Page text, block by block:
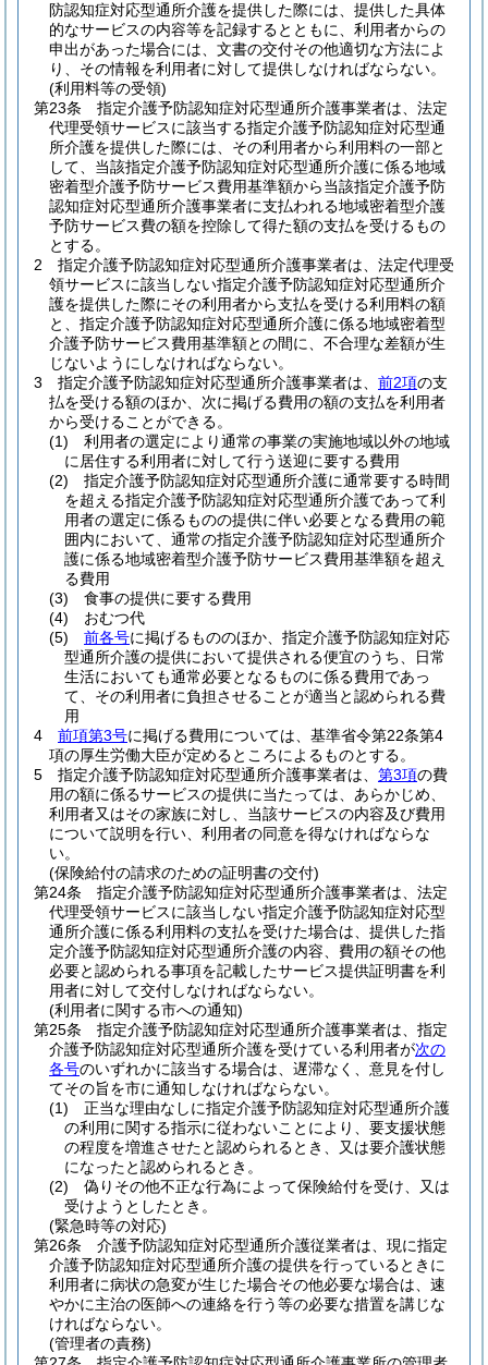
防認知症対応型通所介護を提供した際には、提供した具体
的なサービスの内容等を記録するとともに、利用者からの
申出があった場合には、文書の交付その他適切な方法によ
り、その情報を利用者に対して提供しなければならない。
(利用料等の受領)
第23条
指定介護予防認知症対応型通所介護事業者は、法定
代理受領サービスに該当する指定介護予防認知症対応型通
所介護を提供した際には、その利用者から利用料の一部と
して、当該指定介護予防認知症対応型通所介護に係る地域
密着型介護予防サービス費用基準額から当該指定介護予防
認知症対応型通所介護事業者に支払われる地域密着型介護
予防サービス費の額を控除して得た額の支払を受けるもの
とする。
2
指定介護予防認知症対応型通所介護事業者は、法定代理受
領サービスに該当しない指定介護予防認知症対応型通所介
護を提供した際にその利用者から支払を受ける利用料の額
と、指定介護予防認知症対応型通所介護に係る地域密着型
介護予防サービス費用基準額との間に、不合理な差額が生
じないようにしなければならない。
3
指定介護予防認知症対応型通所介護事業者は、 前2項の支
払を受ける額のほか、次に掲げる費用の額の支払を利用者
から受けることができる。
(1)
利用者の選定により通常の事業の実施地域以外の地域
に居住する利用者に対して行う送迎に要する費用
(2)
指定介護予防認知症対応型通所介護に通常要する時間
を超える指定介護予防認知症対応型通所介護であって利
用者の選定に係るものの提供に伴い必要となる費用の範
囲内において、通常の指定介護予防認知症対応型通所介
護に係る地域密着型介護予防サービス費用基準額を超え
る費用
(3)
食事の提供に要する費用
(4)
おむつ代
(5)
前各号に掲げるもののほか、指定介護予防認知症対応
型通所介護の提供において提供される便宜のうち、日常
生活においても通常必要となるものに係る費用であっ
て、その利用者に負担させることが適当と認められる費
用
4
前項第3号に掲げる費用については、基準省令第22条第4
項の厚生労働大臣が定めるところによるものとする。
5
指定介護予防認知症対応型通所介護事業者は、 第3項の費
用の額に係るサービスの提供に当たっては、あらかじめ、
利用者又はその家族に対し、当該サービスの内容及び費用
について説明を行い、利用者の同意を得なければならな
い。
(保険給付の請求のための証明書の交付)
第24条
指定介護予防認知症対応型通所介護事業者は、法定
代理受領サービスに該当しない指定介護予防認知症対応型
通所介護に係る利用料の支払を受けた場合は、提供した指
定介護予防認知症対応型通所介護の内容、費用の額その他
必要と認められる事項を記載したサービス提供証明書を利
用者に対して交付しなければならない。
(利用者に関する市への通知)
第25条
指定介護予防認知症対応型通所介護事業者は、指定
介護予防認知症対応型通所介護を受けている利用者が次の
各号のいずれかに該当する場合は、遅滞なく、意見を付し
てその旨を市に通知しなければならない。
(1)
正当な理由なしに指定介護予防認知症対応型通所介護
の利用に関する指示に従わないことにより、要支援状態
の程度を増進させたと認められるとき、又は要介護状態
になったと認められるとき。
(2)
偽りその他不正な行為によって保険給付を受け、又は
受けようとしたとき。
(緊急時等の対応)
第26条
介護予防認知症対応型通所介護従業者は、現に指定
介護予防認知症対応型通所介護の提供を行っているときに
利用者に病状の急変が生じた場合その他必要な場合は、速
やかに主治の医師への連絡を行う等の必要な措置を講じな
ければならない。
(管理者の責務)